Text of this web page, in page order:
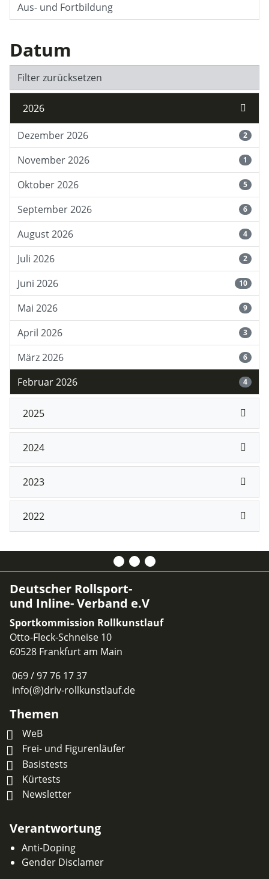
Aus- und Fortbildung
Datum
Filter zurücksetzen
2026
Dezember 2026 2
November 2026 1
Oktober 2026 5
September 2026 6
August 2026 4
Juli 2026 2
Juni 2026 10
Mai 2026 9
April 2026 3
März 2026 6
Februar 2026 4
2025
2024
2023
2022
Deutscher Rollsport-
und Inline- Verband e.V
Sportkommission Rollkunstlauf
Otto-Fleck-Schneise 10
60528 Frankfurt am Main
069 / 97 76 17 37
info(@)driv-rollkunstlauf.de
Themen
WeB
Frei- und Figurenläufer
Basistests
Kürtests
Newsletter
Verantwortung
Anti-Doping
Gender Disclamer